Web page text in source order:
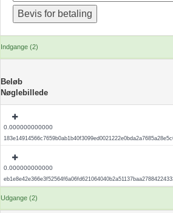
Indgange (2)
Beløb
Nøglebillede
0.000000000000
0.000000000000
Udgange (2)